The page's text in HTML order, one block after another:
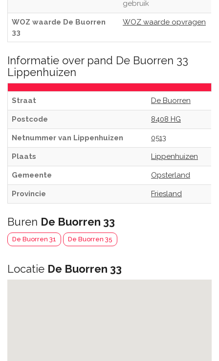
gebruik
WOZ waarde De Buorren
33
WOZ waarde opvragen
Informatie over pand De Buorren 33
Lippenhuizen
Straat De Buorren
Postcode 8408 HG
Netnummer van Lippenhuizen 0513
Plaats Lippenhuizen
Gemeente Opsterland
Provincie Friesland
Buren De Buorren 33
De Buorren 31 De Buorren 35
Locatie De Buorren 33